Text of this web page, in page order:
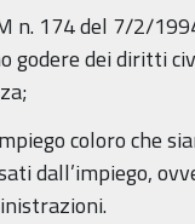
n. 174 del 7/2/
godere dei diritti
coloro che
dall’impiego,